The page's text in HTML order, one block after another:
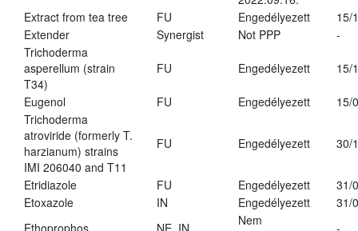
Extract from tea tree FU Engedélyezett
15/
Extender
Synergist Not PPP
-
Trichoderma
asperellum (strain
T34)
FU Engedélyezett 15/
Eugenol FU Engedélyezett
15/
Trichoderma
atroviride (formerly T.
harzianum) strains
IMI 206040 and T11
FU Engedélyezett 30/
Etridiazole FU Engedélyezett
31/
Etoxazole
IN Engedélyezett
31/
Nem